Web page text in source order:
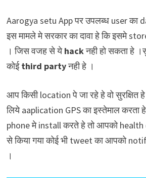
Aarogya setu App पर उपलब्ध user का
इस मामले मे सरकार का दावा हे कि इसमे
। जिस वजह से येhackनही हो सकता हे
कोईthird partyनही हे ।
आप किसी location पे जा रहे हे वो सुरक्षित
लिये aaplication GPS का इस्तेमाल
phone मे install करते हे तो आपको
से किया गया कोई भी tweet का आपको
।